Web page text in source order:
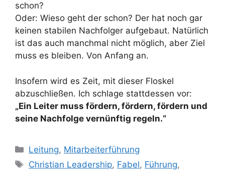
schon?
Oder: Wieso geht der schon? Der hat noch gar
keinen stabilen Nachfolger aufgebaut. Natürlich
ist das auch manchmal nicht möglich, aber Ziel
muss es bleiben. Von Anfang an.
Insofern wird es Zeit, mit dieser Floskel
abzuschließen. Ich schlage stattdessen vor:
„Ein Leiter muss fördern, fördern, fördern und
seine Nachfolge vernünftig regeln.“
Kategorien
Leitung, Mitarbeiterführung
Schlagwörter
Christian Leadership, Fabel, Führung,